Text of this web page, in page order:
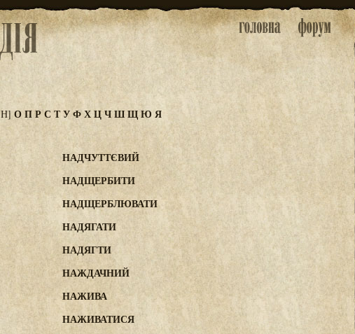
ОПРС ТУФХЦЧШЩЮ Я
НАДЧУТТЄВИЙ
НАДЩЕРБИТИ
НАДЩЕРБЛЮВАТИ
НАДЯГАТИ
НАДЯГТИ
НАЖДАЧНИЙ
НАЖИВА
НАЖИВАТИСЯ